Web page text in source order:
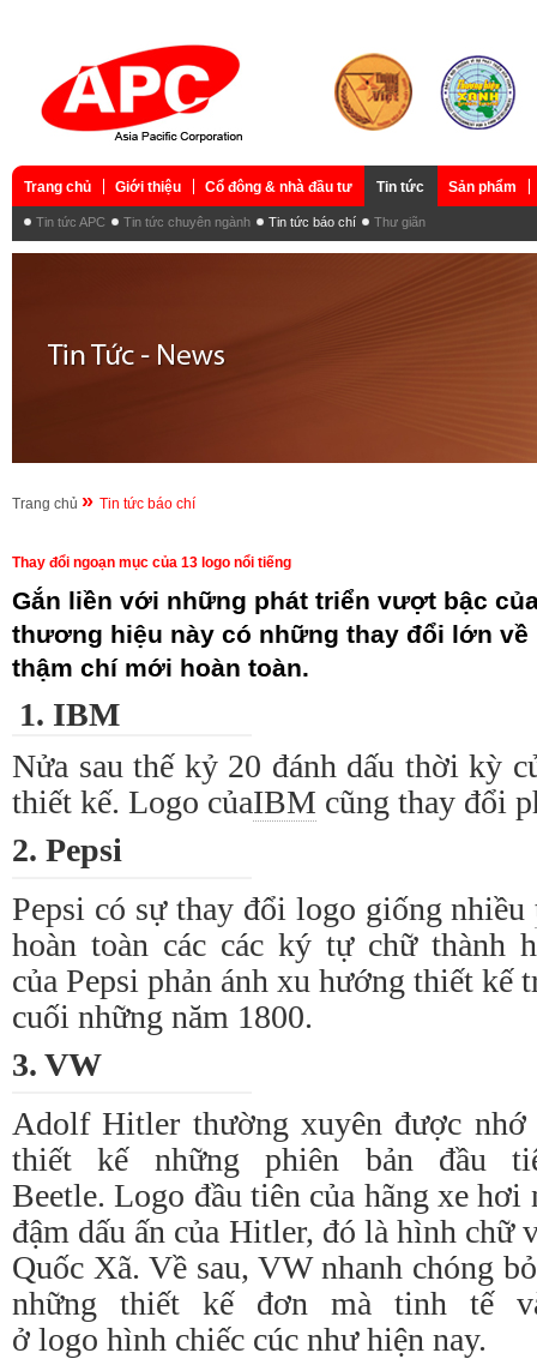
Trang chủ Giới thiệu Cổ đông & nhà đầu tư Tin tức
Tin tức APC Tin tức chuyên ngành Tin tức báo chí Thư giãn
Sản phẩm
Trang chủ » Tin tức báo chí
Thay đổi ngoạn mục của 13 logo nổi tiếng
Gắn liền với những phát triển vượt bậc
thương hiệu này có những thay đổi lớn về
thậm chí mới hoàn toàn.
1. IBM
Nửa sau thế kỷ 20 đánh dấu thời kỳ
thiết kế. Logo củaIBM cũng thay đổi
2. Pepsi
Pepsi có sự thay đổi logo giống nhiều
hoàn toàn các các ký tự chữ thành
của Pepsi phản ánh xu hướng thiết kế
cuối những năm 1800.
3. VW
Adolf Hitler thường xuyên được
thiết kế những phiên bản đầu
Beetle.Logo đầu tiên của hãng xe
đậm dấu ấn của Hitler, đó là hình chữ
Quốc Xã. Về sau, VW nhanh chóng
những thiết kế đơn mà tinh tế
ở logo hình chiếc cúc như hiện nay.